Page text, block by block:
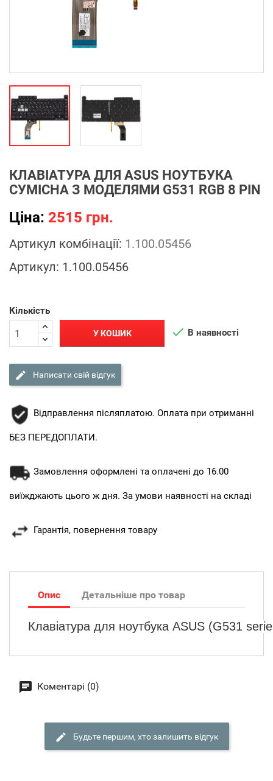
КЛАВІАТУРА ДЛЯ ASUS НОУТБУКА
СУМІСНА З МОДЕЛЯМИ G531 RGB 8 PIN
Ціна: 2515 грн.
Артикул комбінації: 1.100.05456
Артикул: 1.100.05456
Кількість
У КОШИК  В наявності
Написати свій відгук
Відправлення післяплатою. Оплата при отриманні
БЕЗ ПЕРЕДОПЛАТИ.
Замовлення оформлені та оплачені до 16.00
виїжджають цього ж дня. За умови наявності на складі
Гарантія, повернення товару
Опис Детальніше про товар
Клавіатура для ноутбука ASUS (G531
Коментарі (0)
Будьте першим, хто залишить відгук